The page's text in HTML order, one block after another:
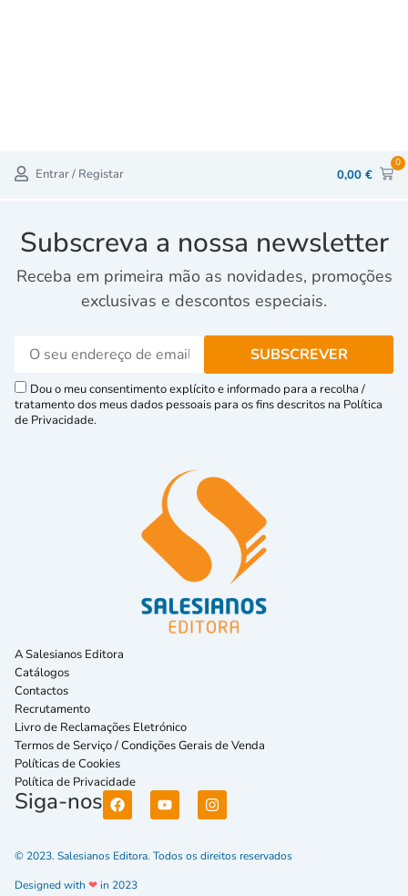
Entrar / Registar 0,00 €
0
Subscreva a nossa newsletter
Receba em primeira mão as novidades, promoções
exclusivas e descontos especiais.
Dou o meu consentimento explícito e informado para a recolha /
tratamento dos meus dados pessoais para os fins descritos na Política
de Privacidade.
A Salesianos Editora
Catálogos
Contactos
Recrutamento
Livro de Reclamações Eletrónico
Termos de Serviço / Condições Gerais de Venda
Políticas de Cookies
Política de Privacidade
Siga-nos
© 2023. Salesianos Editora. Todos os direitos reservados
Designed with ❤in 2023